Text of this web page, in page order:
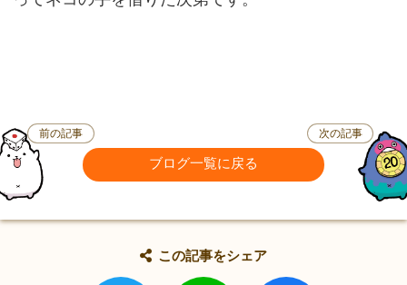
前の記事
ブログ一覧に戻る
次の記事
この記事をシェア